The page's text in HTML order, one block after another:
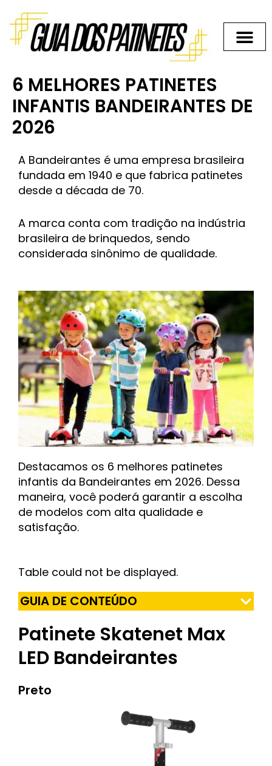
para
conteúdo
6 MELHORES PATINETES
INFANTIS BANDEIRANTES DE
2026
A Bandeirantes é uma empresa brasileira
fundada em 1940 e que fabrica patinetes
desde a década de 70.
A marca conta com tradição na indústria
brasileira de brinquedos, sendo
considerada sinônimo de qualidade.
Destacamos os 6 melhores patinetes
infantis da Bandeirantes em 2026. Dessa
maneira, você poderá garantir a escolha
de modelos com alta qualidade e
satisfação.
Table could not be displayed.
GUIA DE CONTEÚDO
Patinete Skatenet Max
LED Bandeirantes
Preto